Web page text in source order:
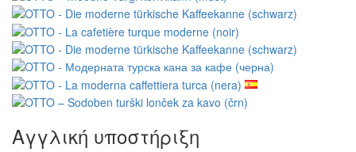
Ακολουθήστε μας
Τα άλλα καταστήματά μας